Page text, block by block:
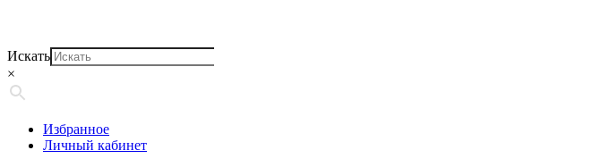
Искать
×
Избранное
Личный кабинет